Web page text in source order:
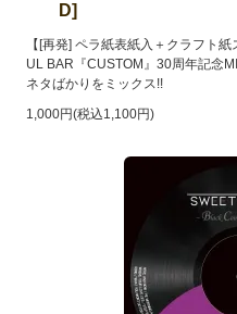
D]
【[再発] ペラ紙表紙入＋クラフト
UL BAR『CUSTOM』30周年記念
ネタばかりをミックス!!
1,000円(税込1,100円)